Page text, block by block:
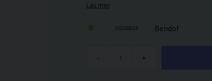
Läs mer
10200016 Bendof
- +